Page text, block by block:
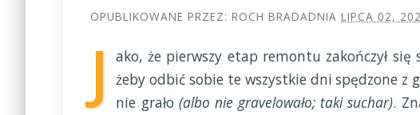
OPUBLIKOWANE PRZEZ: ROCH BRADADNIA LIPCA 02,
J
ako, że pierwszy etap remontu zakończył się
żeby odbić sobie te wszystkie dni spędzone z
nie grało (albo nie gravelowało; taki suchar).